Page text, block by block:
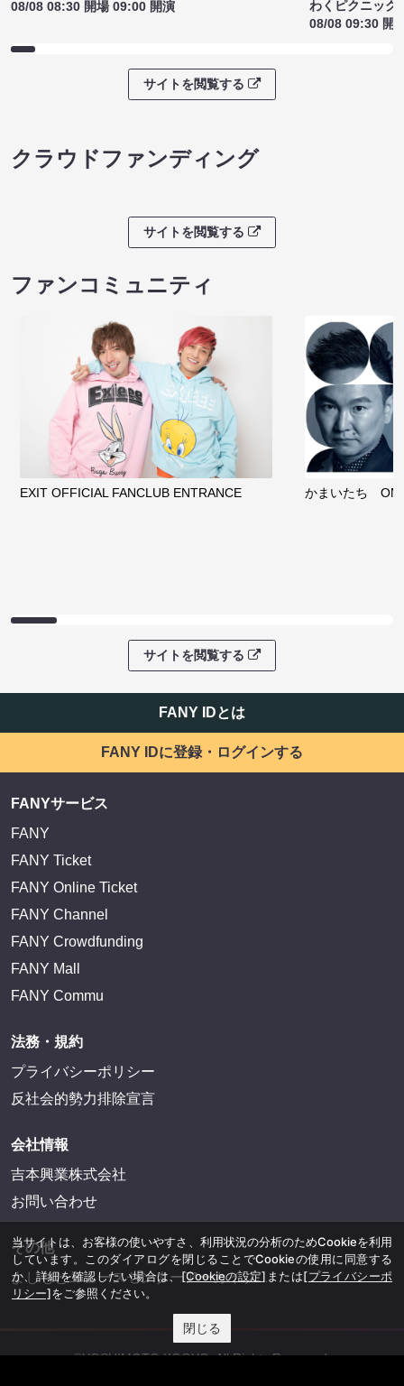
08/08 08:30 開場 09:00 開演
わくピクニック
08/08 09:30 開
サイトを閲覧する
クラウドファンディング
サイトを閲覧する
ファンコミュニティ
EXIT OFFICIAL FANCLUB ENTRANCE かまいたち
サイトを閲覧する
FANY IDとは
FANY IDに登録・ログインする
FANYサービス
FANY
FANY Ticket
FANY Online Ticket
FANY Channel
FANY Crowdfunding
FANY Mall
FANY Commu
法務・規約
プライバシーポリシー
反社会的勢力排除宣言
会社情報
吉本興業株式会社
お問い合わせ
その他
よしもとニュースセンターアーカイブ
©YOSHIMOTO KOGYO, All Rights Reserved.
当サイトは、お客様の使いやすさ、利用状況の分析のためCookieを利用
しています。このダイアログを閉じることでCookieの使用に同意する
か、詳細を確認したい場合は、[Cookieの設定] または[プライバシーポ
リシー]をご参照ください。
閉じる